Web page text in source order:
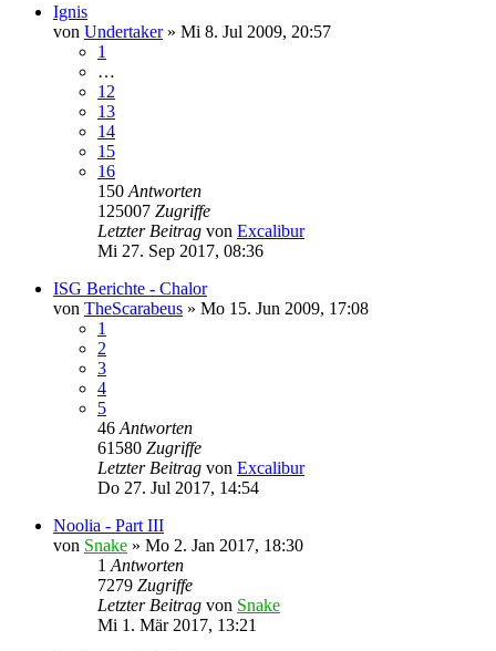
Ignis
von Undertaker» Mi 8. Jul 2009, 20:57
1
…
12
13
14
15
16
150 Antworten
125007 Zugriffe
Letzter Beitrag von Excalibur
Mi 27. Sep 2017, 08:36
ISG Berichte - Chalor
von TheScarabeus » Mo 15. Jun 2009, 17:08
1
2
3
4
5
46 Antworten
61580 Zugriffe
Letzter Beitrag von Excalibur
Do 27. Jul 2017, 14:54
Noolia - Part III
von Snake » Mo 2. Jan 2017, 18:30
1 Antworten
7279 Zugriffe
Letzter Beitrag von Snake
Mi 1. Mär 2017, 13:21